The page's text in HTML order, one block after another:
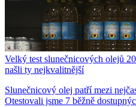
Velký test slunečnicových olejů
našli ty nejkvalitnější
Slunečnicový olej patří mezi
Otestovali jsme 7 běžně